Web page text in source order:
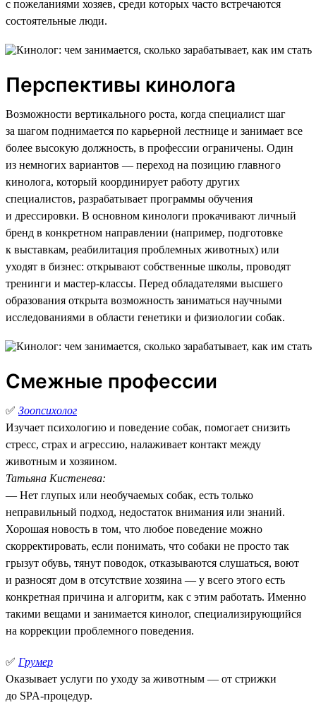
с пожеланиями хозяев, среди которых часто встречаются
состоятельные люди.
Перспективы кинолога
Возможности вертикального роста, когда специалист шаг
за шагом поднимается по карьерной лестнице и занимает все
более высокую должность, в профессии ограничены. Один
из немногих вариантов — переход на позицию главного
кинолога, который координирует работу других
специалистов, разрабатывает программы обучения
и дрессировки. В основном кинологи прокачивают личный
бренд в конкретном направлении (например, подготовке
к выставкам, реабилитация проблемных животных) или
уходят в бизнес: открывают собственные школы, проводят
тренинги и мастер-классы. Перед обладателями высшего
образования открыта возможность заниматься научными
исследованиями в области генетики и физиологии собак.
Смежные профессии
✅ Зоопсихолог
Изучает психологию и поведение собак, помогает снизить
стресс, страх и агрессию, налаживает контакт между
животным и хозяином.
Татьяна Кистенева:
— Нет глупых или необучаемых собак, есть только
неправильный подход, недостаток внимания или знаний.
Хорошая новость в том, что любое поведение можно
скорректировать, если понимать, что собаки не просто так
грызут обувь, тянут поводок, отказываются слушаться, воют
и разносят дом в отсутствие хозяина — у всего этого есть
конкретная причина и алгоритм, как с этим работать. Именно
такими вещами и занимается кинолог, специализирующийся
на коррекции проблемного поведения.
✅ Грумер
Оказывает услуги по уходу за животным — от стрижки
до SPA-процедур.